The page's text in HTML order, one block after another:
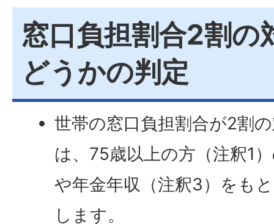
窓口負担割合2割の
どうかの判定
世帯の窓口負担割合が2割
は、75歳以上の方（注釈1
や年金年収（注釈3）をも
します。